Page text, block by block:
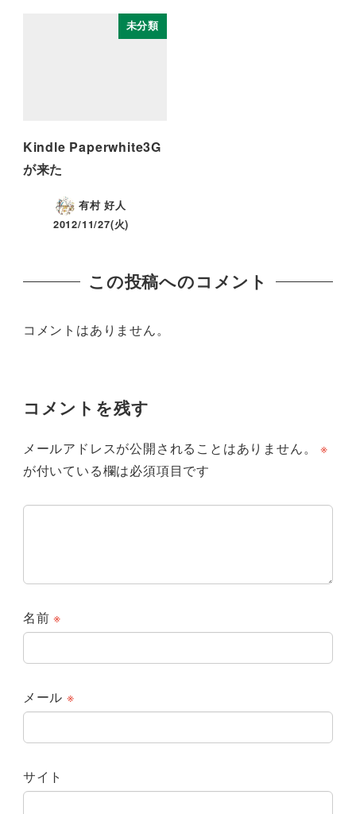
未分類
Kindle Paperwhite3G
が来た
有村 好人
2012/11/27(火)
この投稿へのコメント
コメントはありません。
コメントを残す
メールアドレスが公開されることはありません。
※
が付いている欄は必須項目です
名前※
メール ※
サイト